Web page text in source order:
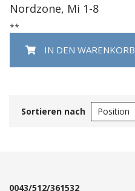
Nordzone, Mi 1-8
**
IN DEN WARENKORB
Sortieren nach
0043/512/361532